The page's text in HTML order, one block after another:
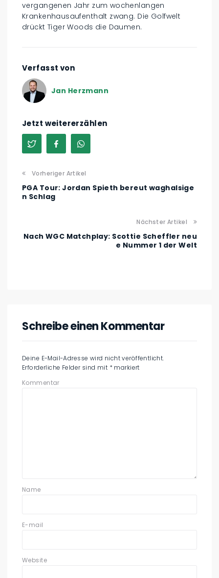
vergangenen Jahr zum wochenlangen
Krankenhausaufenthalt zwang. Die Golfwelt
drückt Tiger Woods die Daumen.
Verfasst von
Jan Herzmann
Jetzt weitererzählen
Vorheriger Artikel
PGA Tour: Jordan Spieth bereut waghalsige
n Schlag
Nächster Artikel
Nach WGC Matchplay: Scottie Scheffler neu
e Nummer 1 der Welt
Schreibe einen Kommentar
Deine E-Mail-Adresse wird nicht veröffentlicht.
Erforderliche Felder sind mit * markiert
Kommentar
Name
E-mail
Website